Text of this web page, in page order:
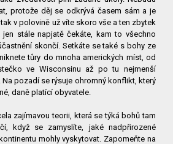
protože děj se odkrývá časem sám a je
v polovině už víte skoro vše a ten zbytek
stále napjatě čekáte, kam to všechno
skončí. Setkáte se také s bohy ze
tůry do mnoha amerických míst, od
ve Wisconsinu až po tu nejmenší
pozadí se rýsuje ohromný konflikt, který
daně platící obyvatele.
zajímavou teorii, která se týká bohů tam
když se zamyslíte, jaké nadpřirozené
mohly vyskytovat. Zapomeňte na